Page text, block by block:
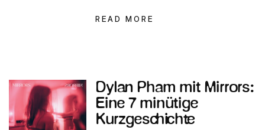
READ MORE
Dylan Pham mit Mirrors:
Eine 7 minütige
Kurzgeschichte